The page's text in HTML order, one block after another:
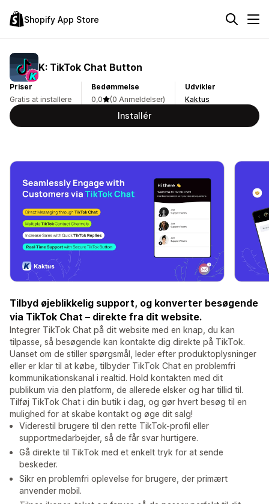
Shopify App Store
K: TikTok Chat Button
Priser
Gratis at installere
Bedømmelse
0,0
(0 Anmeldelser)
Udvikler
Kaktus
Installér
Tilbyd øjeblikkelig support, og konverter besøgende
via TikTok Chat – direkte fra dit website.
Integrer TikTok Chat på dit website med en knap, du kan
tilpasse, så besøgende kan kontakte dig direkte på TikTok.
Uanset om de stiller spørgsmål, leder efter produktoplysninger
eller er klar til at købe, tilbyder TikTok Chat en problemfri
kommunikationskanal i realtid. Hold kontakten med dit
publikum via den platform, de allerede elsker og har tillid til.
Tilføj TikTok Chat i din butik i dag, og gør hvert besøg til en
mulighed for at skabe kontakt og øge dit salg!
Viderestil brugere til den rette TikTok-profil eller
supportmedarbejder, så de får svar hurtigere.
Gå direkte til TikTok med et enkelt tryk for at sende
beskeder.
Sikr en problemfri oplevelse for brugere, der primært
anvender mobil.